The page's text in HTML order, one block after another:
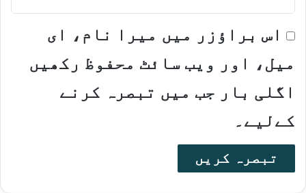
اس براؤزر میں میرا نام، ای
میل، اور ویب سائٹ محفوظ رکھیں
اگلی بار جب میں تبصرہ کرنے
کےلیے۔